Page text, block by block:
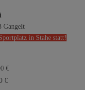
Gangelt
in Stahe statt!
€
€